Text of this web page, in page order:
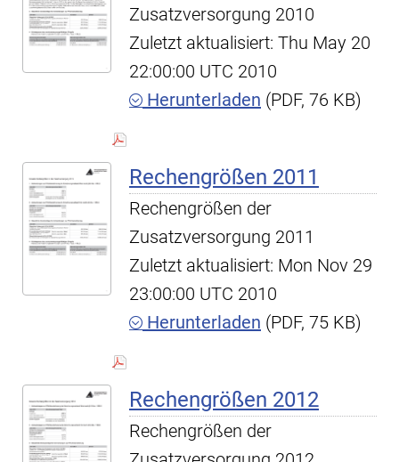
Zusatzversorgung 2010
Zuletzt aktualisiert: Thu May 20
22:00:00 UTC 2010
Herunterladen (PDF, 76 KB)
Rechengrößen 2011
Rechengrößen der
Zusatzversorgung 2011
Zuletzt aktualisiert: Mon Nov 29
23:00:00 UTC 2010
Herunterladen (PDF, 75 KB)
Rechengrößen 2012
Rechengrößen der